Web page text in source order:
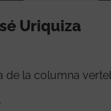
Uriquiza
de la columna